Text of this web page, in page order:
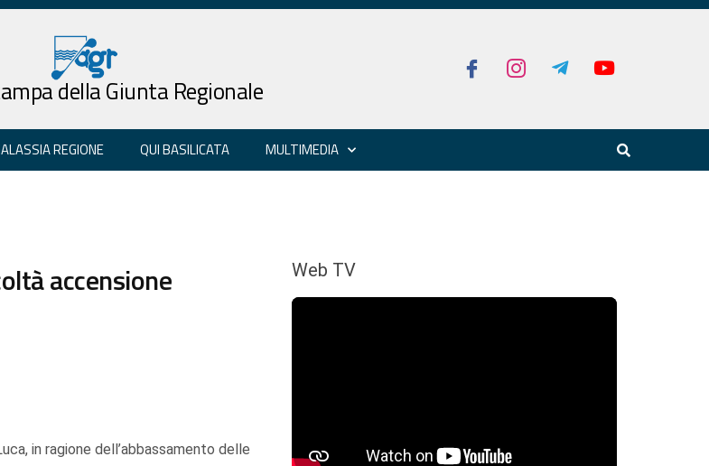
della Giunta Regionale
REGIONE QUI BASILICATA MULTIMEDIA
accensione
in ragione dell’abbassamento delle
Web TV